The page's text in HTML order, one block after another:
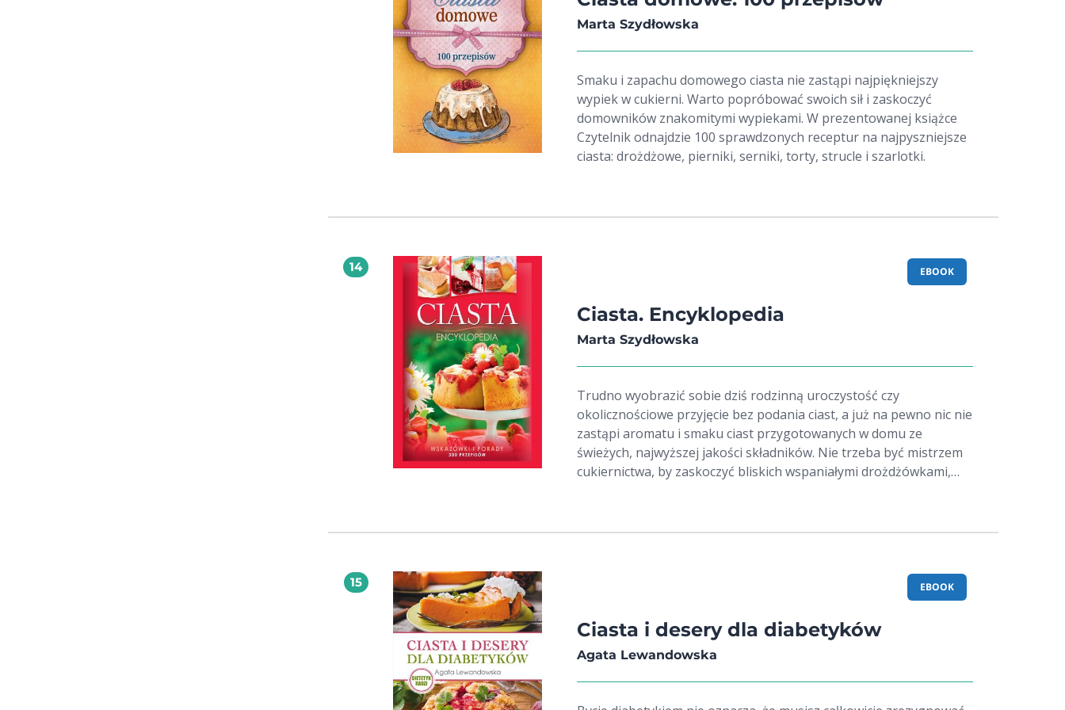
Marta Szydłowska
Smaku i zapachu domowego ciasta nie zastąpi najpiękniejszy
wypiek w cukierni. Warto popróbować swoich sił i zaskoczyć
domowników znakomitymi wypiekami. W prezentowanej książce
Czytelnik odnajdzie 100 sprawdzonych receptur na najpyszniejsze
ciasta: drożdżowe, pierniki, serniki, torty, strucle i szarlotki.
14 EBOOK
Ciasta. Encyklopedia
Marta Szydłowska
Trudno wyobrazić sobie dziś rodzinną uroczystość czy
okolicznościowe przyjęcie bez podania ciast, a już na pewno nic nie
zastąpi aromatu i smaku ciast przygotowanych w domu ze
świeżych, najwyższej jakości składników. Nie trzeba być mistrzem
cukiernictwa, by zaskoczyć bliskich wspaniałymi drożdżówkami,
porad, które sprawią, że każdy wypiek będzie udany, a zbiór ponad
15 EBOOK
Ciasta i desery dla diabetyków
Agata Lewandowska